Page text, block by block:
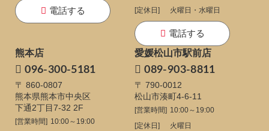
電話する
[定休日]
火曜日・水曜日
電話する
熊本店
096-300-5181
〒 860-0807
熊本県熊本市中央区
下通2丁目7-32 2F
[営業時間] 10:00～19:00
愛媛松山市駅前店
089-903-8811
〒 790-0012
松山市湊町4-6-11
[営業時間] 10:00～19:00
[定休日]
火曜日